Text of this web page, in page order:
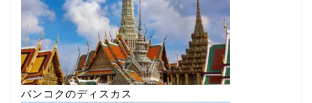
バンコクのディスカス